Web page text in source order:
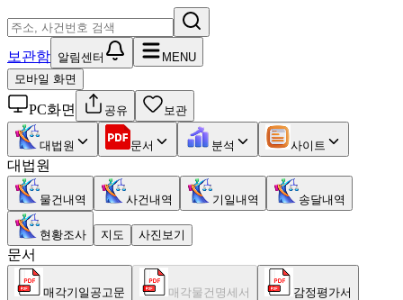
보관함 알림센터
MENU
모바일 화면
PC화면 공유 보관
대법원 문서 분석 사이트
대법원
물건내역 사건내역 기일내역 송달내역
현황조사 지도 사진보기
문서
매각기일공고문 매각물건명세서 감정평가서